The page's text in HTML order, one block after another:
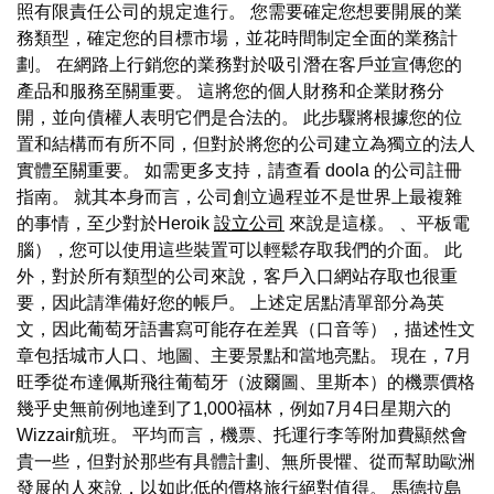
照有限責任公司的規定進行。 您需要確定您想要開展的業
務類型，確定您的目標市場，並花時間制定全面的業務計
劃。 在網路上行銷您的業務對於吸引潛在客戶並宣傳您的
產品和服務至關重要。 這將您的個人財務和企業財務分
開，並向債權人表明它們是合法的。 此步驟將根據您的位
置和結構而有所不同，但對於將您的公司建立為獨立的法人
實體至關重要。 如需更多支持，請查看 doola 的公司註冊
指南。 就其本身而言，公司創立過程並不是世界上最複雜
的事情，至少對於Heroik 設立公司 來說是這樣。 、平板電
腦），您可以使用這些裝置可以輕鬆存取我們的介面。 此
外，對於所有類型的公司來說，客戶入口網站存取也很重
要，因此請準備好您的帳戶。 上述定居點清單部分為英
文，因此葡萄牙語書寫可能存在差異（口音等），描述性文
章包括城市人口、地圖、主要景點和當地亮點。 現在，7月
旺季從布達佩斯飛往葡萄牙（波爾圖、里斯本）的機票價格
幾乎史無前例地達到了1,000福林，例如7月4日星期六的
Wizzair航班。 平均而言，機票、托運行李等附加費顯然會
貴一些，但對於那些有具體計劃、無所畏懼、從而幫助歐洲
發展的人來說，以如此低的價格旅行絕對值得。 馬德拉島